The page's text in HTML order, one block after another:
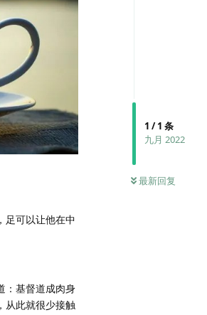
1 /1 条
九月 2022
最新回复
足可以让他在中
：基督道成肉身
从此就很少接触